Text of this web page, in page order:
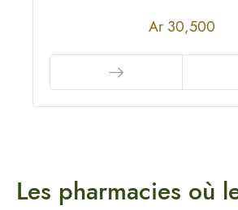
Ar 30,500
Les pharmacies où